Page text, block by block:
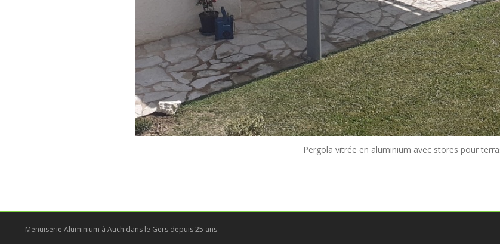
Pergola vitrée en aluminium avec stores pour
Menuiserie Aluminium à Auch dans le Gers depuis 25 ans